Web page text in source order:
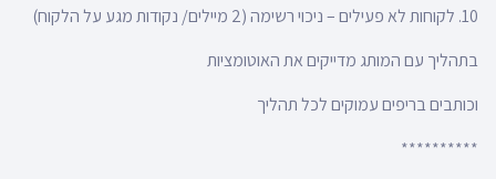
10. לקוחות לא פעילים – ניכוי רשימה (2 מיילים/ נקודות מגע על הלקוח)
בתהליך עם המותג מדייקים את האוטומציות
וכותבים בריפים עמוקים לכל תהליך
**********